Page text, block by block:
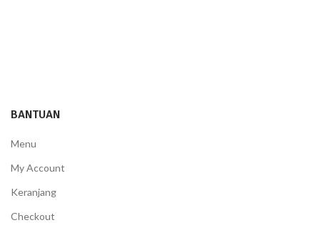
BANTUAN
Menu
My Account
Keranjang
Checkout